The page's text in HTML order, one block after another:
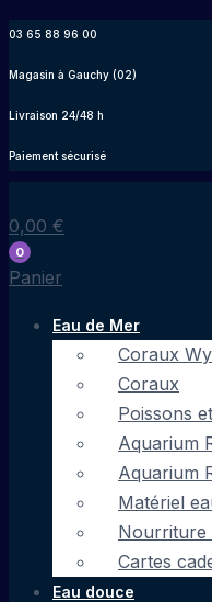
contenu
03 65 88 96 00
Magasin à Gauchy (02)
Livraison 24/48 h
Paiement sécurisé
0,00 €
0
Panier
Eau de Mer
Coraux
Coraux
Poissons
Aquarium
Aquarium
Matériel
Nourriture
Cartes
Eau douce